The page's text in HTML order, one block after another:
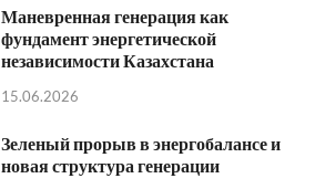
Маневренная генерация как
фундамент энергетической
независимости Казахстана
15.06.2026
Зеленый прорыв в энергобалансе и
новая структура генерации